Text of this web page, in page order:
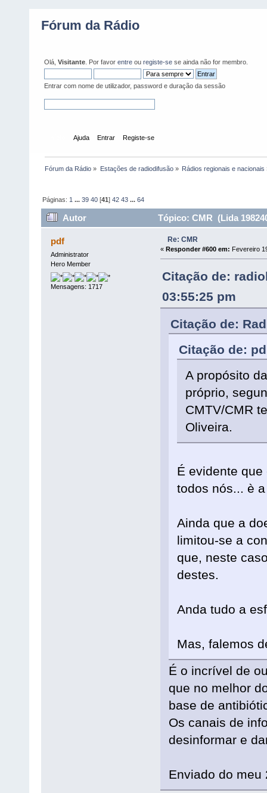
Fórum da Rádio
Olá, Visitante . Por favor entre ou registe-se se ainda não for membro.
Entrar com nome de utilizador, password e duração da sessão
Ajuda Entrar Registe-se
Fórum da Rádio » Estações de radiodifusão» Rádios regionais e nacionais
Páginas: 1 ...39 40 [41]42 43 ...64
Autor Tópico: CMR (Lida
pdf
Administrator
Hero Member
Mensagens: 1717
Re: CMR
« Responder #600 em: Fevereiro
Citação de:
03:55:25 pm
Citação de:
Citação de:
A propósito
próprio,
CMTV/CMR
Oliveira.
É evidente
todos nós... è
Ainda que a
limitou-se a
que, neste
destes.
Anda tudo a
Mas, falemos
É o incrível de
que no melhor
base de
Os canais de
desinformar e
Enviado do meu